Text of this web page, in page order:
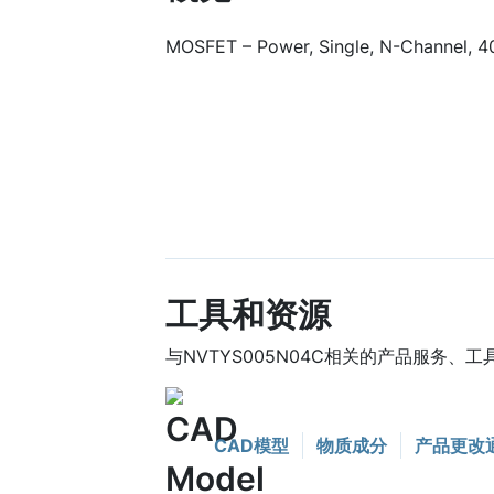
MOSFET – Power, Single, N-Channel,
工具和资源
与NVTYS005N04C相关的产品服务、工
CAD模型 物质成分 产品更改